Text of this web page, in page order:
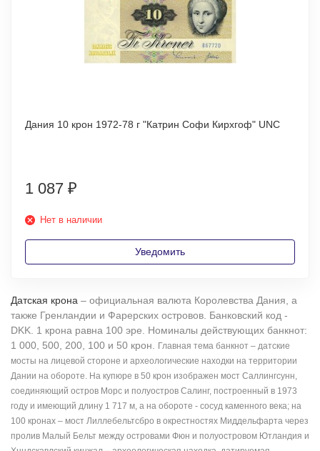
Дания 10 крон 1972-78 г "Катрин Софи Кирхгоф" UNC
1 087 ₽
Нет в наличии
Уведомить
Датская крона – официальная валюта Королевства Дания, а
также Гренландии и Фарерских островов. Банковский код -
DKK. 1 крона равна 100 эре. Номиналы действующих банкнот:
1 000, 500, 200, 100 и 50 крон.
Главная тема банкнот – датские
мосты на лицевой стороне и археологические находки на территории
Дании на обороте. На купюре в 50 крон изображен мост Саллингсунн,
соединяющий остров Морс и полуостров Салинг, построенный в 1973
году и имеющий длину 1 717 м, а на обороте - сосуд каменного века; на
100 кронах – мост Лиллебельтсбро в окрестностях Миддельфарта через
пролив Малый Бельт между островами Фюн и полуостровом Ютландия и